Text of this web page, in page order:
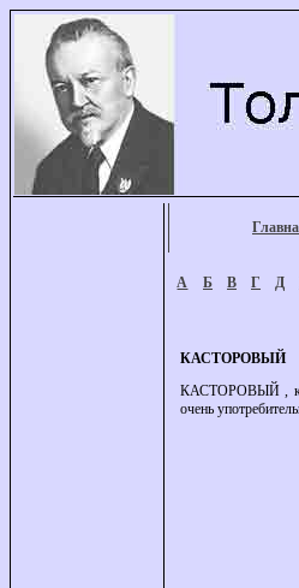
А Б В Г Д
КАСТОРОВЫЙ
КАСТОРОВЫЙ ,
очень